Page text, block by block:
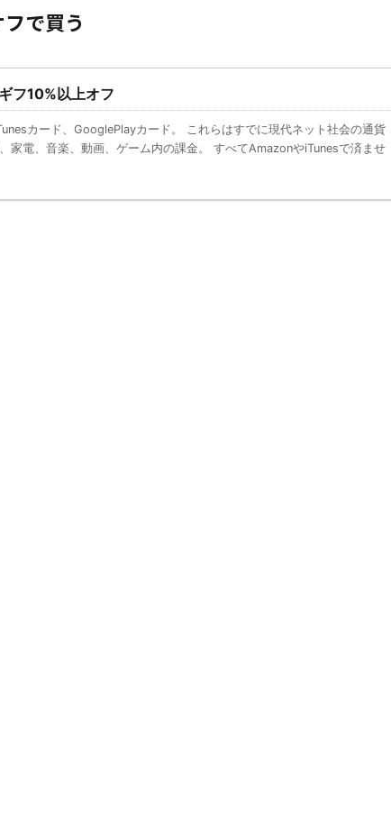
で買う
フ10%以上オフ
カード、GooglePlayカード。 これらはすでに現代ネット社会の通貨
家電、音楽、動画、ゲーム内の課金。 すべてAmazonやiTunesで済ませ